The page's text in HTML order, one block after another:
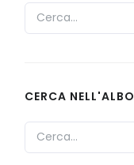
CERCA NELL'ALBO